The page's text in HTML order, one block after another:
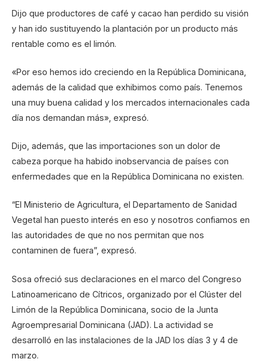
Dijo que productores de café y cacao han perdido su visión
y han ido sustituyendo la plantación por un producto más
rentable como es el limón.
«Por eso hemos ido creciendo en la República Dominicana,
además de la calidad que exhibimos como país. Tenemos
una muy buena calidad y los mercados internacionales cada
día nos demandan más», expresó.
Dijo, además, que las importaciones son un dolor de
cabeza porque ha habido inobservancia de países con
enfermedades que en la República Dominicana no existen.
“El Ministerio de Agricultura, el Departamento de Sanidad
Vegetal han puesto interés en eso y nosotros confiamos en
las autoridades de que no nos permitan que nos
contaminen de fuera”, expresó.
Sosa ofreció sus declaraciones en el marco del Congreso
Latinoamericano de Cítricos, organizado por el Clúster del
Limón de la República Dominicana, socio de la Junta
Agroempresarial Dominicana (JAD). La actividad se
desarrolló en las instalaciones de la JAD los días 3 y 4 de
marzo.